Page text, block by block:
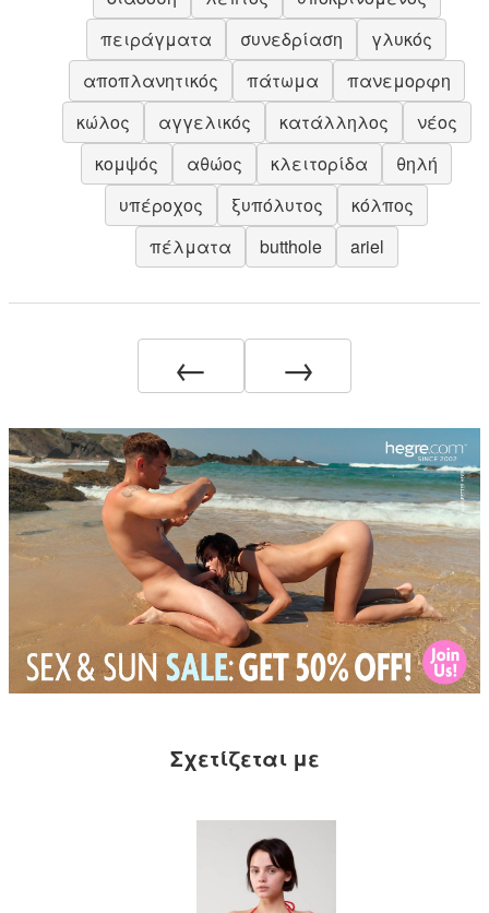
πειράγματα
συνεδρίαση
γλυκός
αποπλανητικός
πάτωμα
πανεμορφη
κώλος
αγγελικός κατάλληλος
νέος
κομψός
αθώος κλειτορίδα
θηλή
υπέροχος
ξυπόλυτος
κόλπος
πέλματα
butthole ariel
← →
Σχετίζεται με